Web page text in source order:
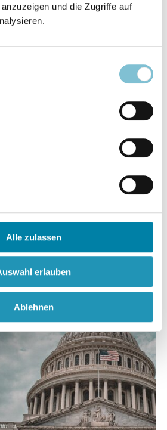
und die Zugriffe auf
Alle zulassen
erlauben
Ablehnen
des Dialogs
Diskurse